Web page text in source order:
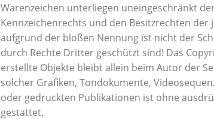
Warenzeichen unterliegen uneingeschränkt
Kennzeichenrechts und den Besitzrechten
aufgrund der bloßen Nennung ist nicht der
durch Rechte Dritter geschützt sind! Das
erstellte Objekte bleibt allein beim Autor der
solcher Grafiken, Tondokumente,
oder gedruckten Publikationen ist ohne
gestattet.